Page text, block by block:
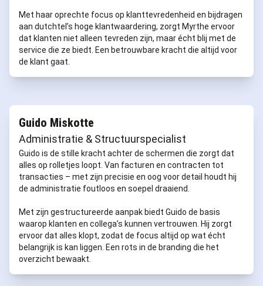
Met haar oprechte focus op klanttevredenheid en bijdragen
aan dutchtel’s hoge klantwaardering, zorgt Myrthe ervoor
dat klanten niet alleen tevreden zijn, maar écht blij met de
service die ze biedt. Een betrouwbare kracht die altijd voor
de klant gaat.
Guido Miskotte
Administratie & Structuurspecialist
Guido is de stille kracht achter de schermen die zorgt dat
alles op rolletjes loopt. Van facturen en contracten tot
transacties – met zijn precisie en oog voor detail houdt hij
de administratie foutloos en soepel draaiend.
Met zijn gestructureerde aanpak biedt Guido de basis
waarop klanten en collega’s kunnen vertrouwen. Hij zorgt
ervoor dat alles klopt, zodat de focus altijd op wat écht
belangrijk is kan liggen. Een rots in de branding die het
overzicht bewaakt.